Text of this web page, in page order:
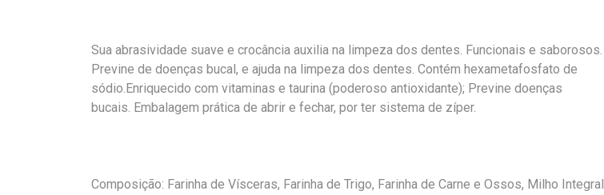
Sua abrasividade suave e crocância auxilia na limpeza dos dentes. Funcionais e saborosos.
Previne de doenças bucal, e ajuda na limpeza dos dentes. Contém hexametafosfato de
sódio.Enriquecido com vitaminas e taurina (poderoso antioxidante); Previne doenças
bucais. Embalagem prática de abrir e fechar, por ter sistema de zíper.
Composição: Farinha de Vísceras, Farinha de Trigo, Farinha de Carne e Ossos, Milho Integral